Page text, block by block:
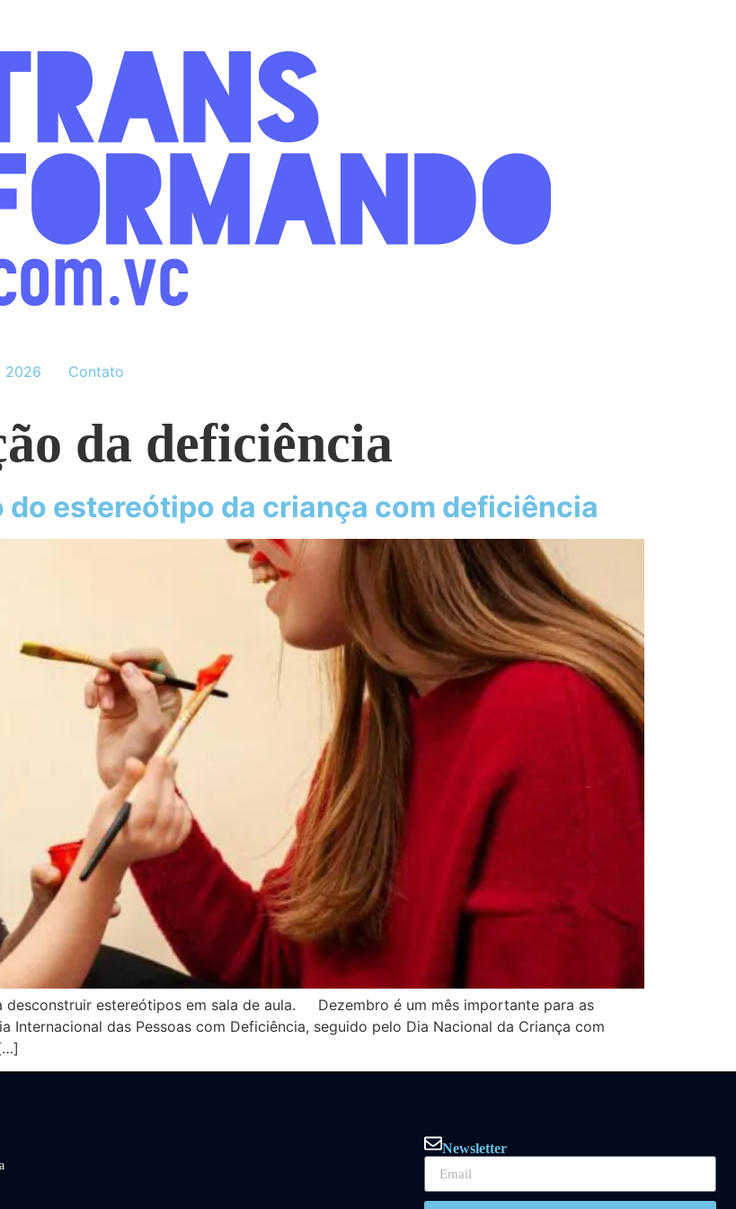
2026 Contato
da deficiência
estereótipo da criança com deficiência
desconstruir estereótipos em sala de aula. Dezembro é um mês importante para as
Internacional das Pessoas com Deficiência, seguido pelo Dia Nacional da Criança com
Newsletter